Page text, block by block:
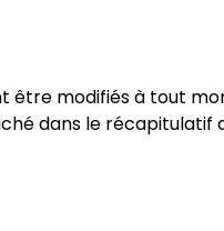
Panama
être modifiés à tout
dans le